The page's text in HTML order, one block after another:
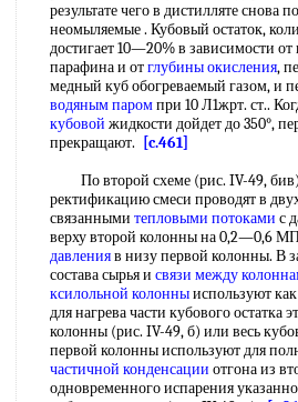
результате чего в дистилляте снова
неомыляемые . Кубовый остаток,
достигает 10—20% в зависимости от
парафина и отглубины окисления,
медный куб обогреваемый газом, и
водяным паромпри 10 Л1жрт. ст..
кубовой жидкости дойдет до 350°,
прекращают.
[c.461]
По второй схеме (рис. IV-49,
ректификацию смеси проводят в
связанными тепловыми потоками с
верху второй колонны на 0,2—0,6
давленияв низу первой колонны. В
состава сырья и связи между
ксилольной колонныиспользуют
для нагрева части кубового остатка
колонны (рис. IV-49, б) или весь
первой колонны используют для
частичной конденсации отгона из
одновременного испарения